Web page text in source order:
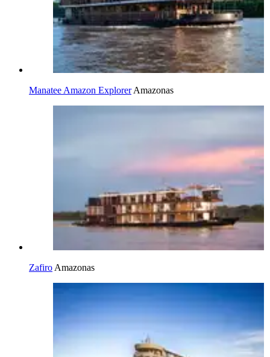
Manatee Amazon Explorer Amazonas
Zafiro Amazonas